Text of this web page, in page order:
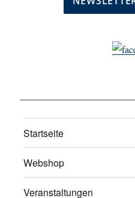
Startseite
Webshop
Veranstaltungen